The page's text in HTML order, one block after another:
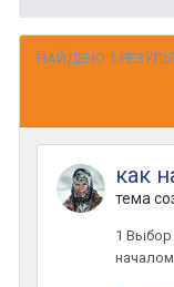
НАЙДЕНО 1
как
тема
1 Выбор